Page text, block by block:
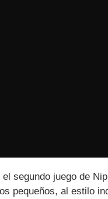
el segundo juego de
pequeños, al estilo